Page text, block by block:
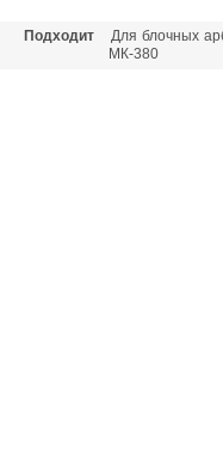
Подходит
Для блочных
МК-380